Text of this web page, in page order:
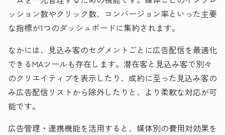
ッション数やクリック数、コンバージョン率といった主要
な指標が1つのダッシュボードに集約されます。
なかには、見込み客のセグメントごとに広告配信を最適化
できるMAツールも存在します。潜在客と見込み客で別々
のクリエイティブを表示したり、成約に至った見込み客の
み広告配信リストから除外したりと、より柔軟な対応が可
能です。
広告管理・連携機能を活用すると、媒体別の費用対効果を